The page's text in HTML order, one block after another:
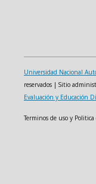
Universidad Nacional
reservados | Sitio
Evaluación y Educación
Terminos de uso y